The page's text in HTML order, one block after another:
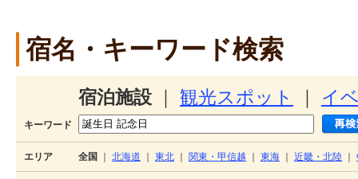
宿名・キーワード検索
宿泊施設 観光スポット イ
キーワード
エリア 全国 北海道 東北 関東・甲信越 東海 近畿・北陸